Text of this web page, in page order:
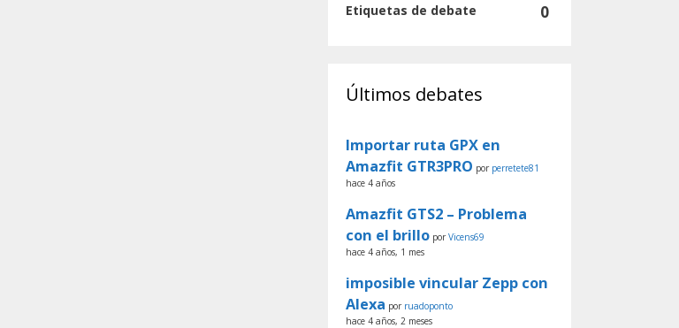
Etiquetas de debate 0
Últimos debates
Importar ruta GPX en
Amazfit GTR3PRO por perretete81
hace 4 años
Amazfit GTS2 – Problema
con el brillo porVicens69
hace 4 años, 1 mes
imposible vincular Zepp con
Alexa por ruadoponto
hace 4 años, 2 meses